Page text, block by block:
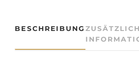
c
BESCHREIBUNG